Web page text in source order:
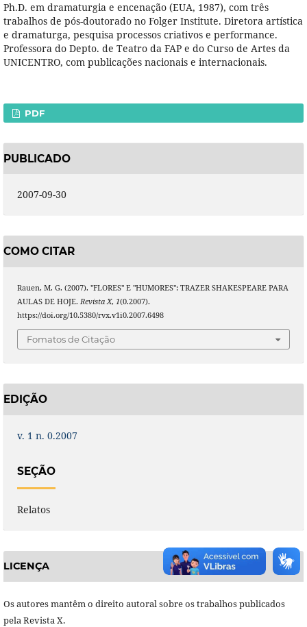
Ph.D. em dramaturgia e encenação (EUA, 1987), com três
trabalhos de pós-doutorado no Folger Institute. Diretora artística
e dramaturga, pesquisa processos criativos e performance.
Professora do Depto. de Teatro da FAP e do Curso de Artes da
UNICENTRO, com publicações nacionais e internacionais.
PDF
PUBLICADO
2007-09-30
COMO CITAR
Rauen, M. G. (2007). "FLORES" E "HUMORES": TRAZER SHAKESPEARE PARA
AULAS DE HOJE. Revista X, 1(0.2007).
https://doi.org/10.5380/rvx.v1i0.2007.6498
Fomatos de Citação
EDIÇÃO
v. 1 n. 0.2007
SEÇÃO
Relatos
LICENÇA
Os autores mantêm o direito autoral sobre os trabalhos publicados
pela Revista X.